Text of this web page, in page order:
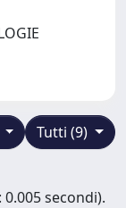
Tutti (9)
secondi).